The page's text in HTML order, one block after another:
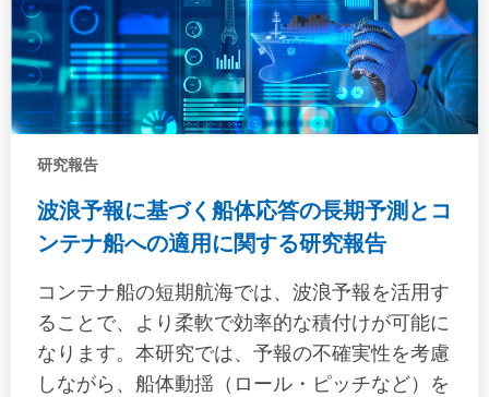
研究報告
波浪予報に基づく船体応答の長期予測とコ
ンテナ船への適用に関する研究報告
コンテナ船の短期航海では、波浪予報を活用す
ることで、より柔軟で効率的な積付けが可能に
なります。本研究では、予報の不確実性を考慮
しながら、船体動揺（ロール・ピッチなど）を